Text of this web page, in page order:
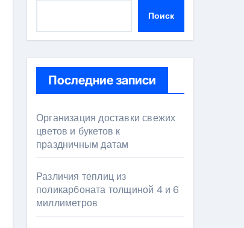
Поиск
Последние записи
Организация доставки свежих
цветов и букетов к
праздничным датам
Различия теплиц из
поликарбоната толщиной 4 и 6
миллиметров